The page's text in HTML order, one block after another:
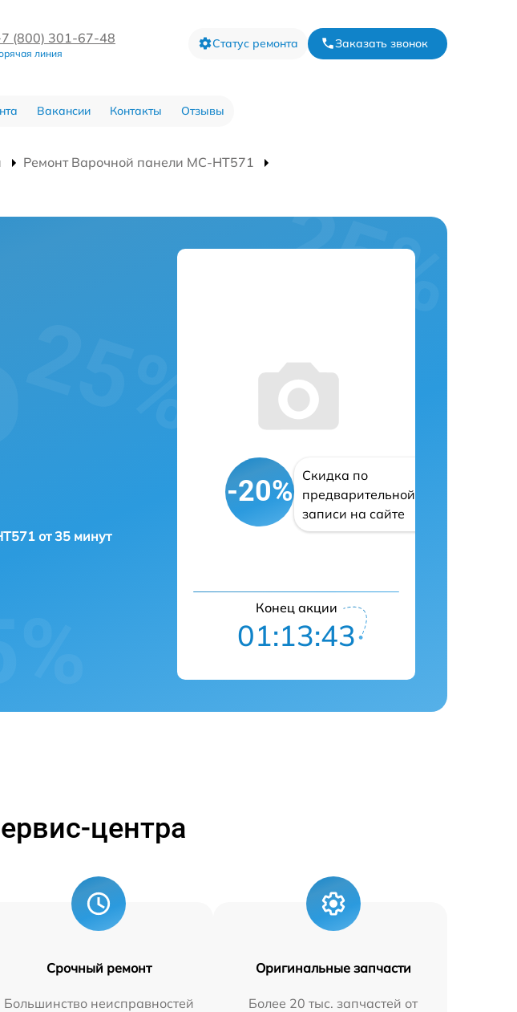
(800) 301-67-48
линия
Статус ремонта Заказать звонок
Вакансии Контакты Отзывы
Ремонт Варочной панели MC-HT571
от 35 минут
-20%
Скидка по
предварительной
записи на сайте
Конец акции
01:13:42
центра
Срочный ремонт
Большинство неисправностей
Оригинальные запчасти
Более 20 тыс. запчастей от